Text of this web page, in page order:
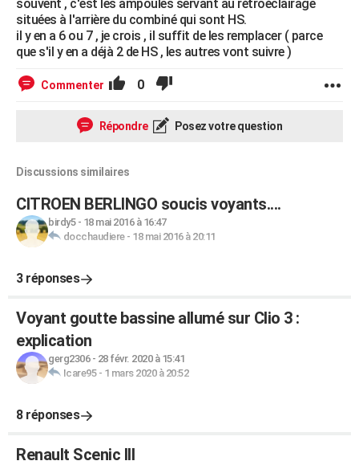
souvent , c'est les ampoules servant au rétroéclairage
situées à l'arrière du combiné qui sont HS.
il y en a 6 ou 7 , je crois , il suffit de les remplacer ( parce
que s'il y en a déjà 2 de HS , les autres vont suivre )
Commenter 0
Répondre Posez votre question
Discussions similaires
CITROEN BERLINGO soucis voyants....
birdy5- 18 mai 2016 à 16:47
docchaudiere- 18 mai 2016 à 20:11
3 réponses
Voyant goutte bassine allumé sur Clio 3 :
explication
gerg2306- 28 févr. 2020 à 15:41
Icare95- 1 mars 2020 à 20:52
8 réponses
Renault Scenic III